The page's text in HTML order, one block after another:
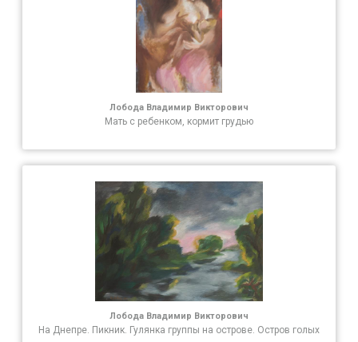
Лобода Владимир Викторович
Мать с ребенком, кормит грудью
Лобода Владимир Викторович
На Днепре. Пикник. Гулянка группы на острове. Остров голых